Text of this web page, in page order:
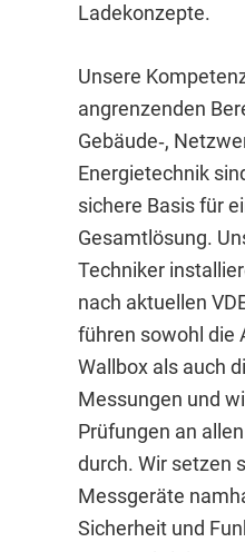
Ladekonzepte.
Unsere
angrenzenden
Gebäude‑,
Energietechnik
sichere Basis für
Gesamtlösung.
Techniker
nach aktuellen
führen sowohl die
Wallbox als auch
Messungen und
Prüfungen an
durch. Wir setzen
Messgeräte
Sicherheit und